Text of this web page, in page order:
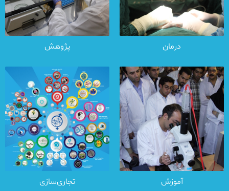
درمان پژوهش
آموزش تجاری‌سازی